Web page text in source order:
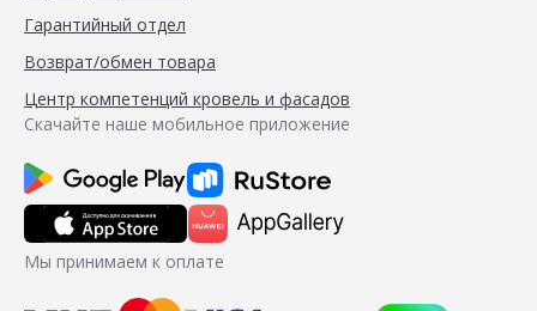
Гарантийный отдел
Возврат/обмен товара
Центр компетенций кровель и фасадов
Скачайте наше мобильное приложение
Мы принимаем к оплате